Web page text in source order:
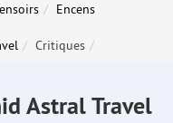
Encens
Critiques
Astral Travel